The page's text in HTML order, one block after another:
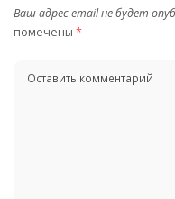
Ваш адрес email не будет
помечены *